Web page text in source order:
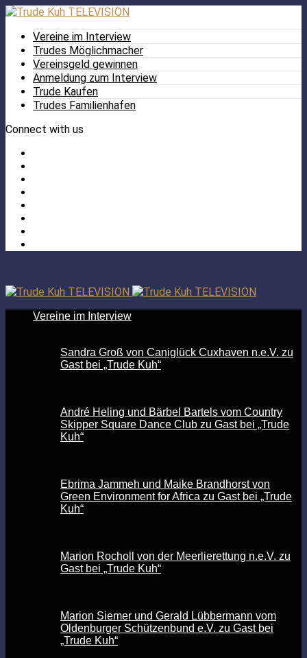
Vereine im Interview
Trudes Möglichmacher
Vereinsgeld gewinnen
Anmeldung zum Interview
Trude Kaufen
Trudes Familienhafen
Connect with us
Vereine im Interview
Sandra Groß von Caniglück Cuxhaven n.e.V. zu
Gast bei „Trude Kuh“
André Heling und Bärbel Bartels vom Country
Skipper Square Dance Club zu Gast bei „Trude
Kuh“
Ebrima Jammeh und Maike Brandhorst von
Green Environment for Africa zu Gast bei „Trude
Kuh“
Marion Rocholl von der Meerlierettung n.e.V. zu
Gast bei „Trude Kuh“
Marion Siemer und Gerald Lübbermann vom
Oldenburger Schützenbund e.V. zu Gast bei
„Trude Kuh“